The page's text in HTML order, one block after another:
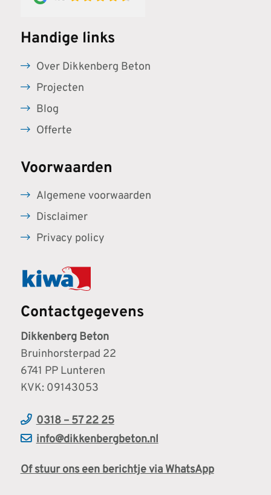
Handige links
Over Dikkenberg Beton
Projecten
Blog
Offerte
Voorwaarden
Algemene voorwaarden
Disclaimer
Privacy policy
Contactgegevens
Dikkenberg Beton
Bruinhorsterpad 22
6741 PP Lunteren
KVK: 09143053
0318 – 57 22 25
info@dikkenbergbeton.nl
Of stuur ons een berichtje via WhatsApp